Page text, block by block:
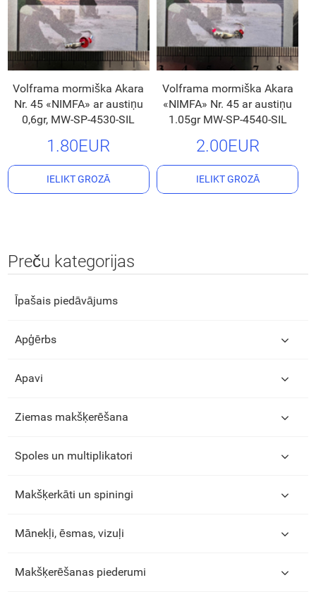
Volframa mormiška Akara
Nr. 45 «NIMFA» ar austiņu
0,6gr, MW-SP-4530-SIL
1.80EUR
IELIKT GROZĀ
Volframa mormiška Akara
«NIMFA» Nr. 45 ar austiņu
1.05gr MW-SP-4540-SIL
2.00EUR
IELIKT GROZĀ
Preču kategorijas
Īpašais piedāvājums
Apģērbs
Apavi
Ziemas makšķerēšana
Spoles un multiplikatori
Makšķerkāti un spiningi
Mānekļi, ēsmas, vizuļi
Makšķerēšanas piederumi